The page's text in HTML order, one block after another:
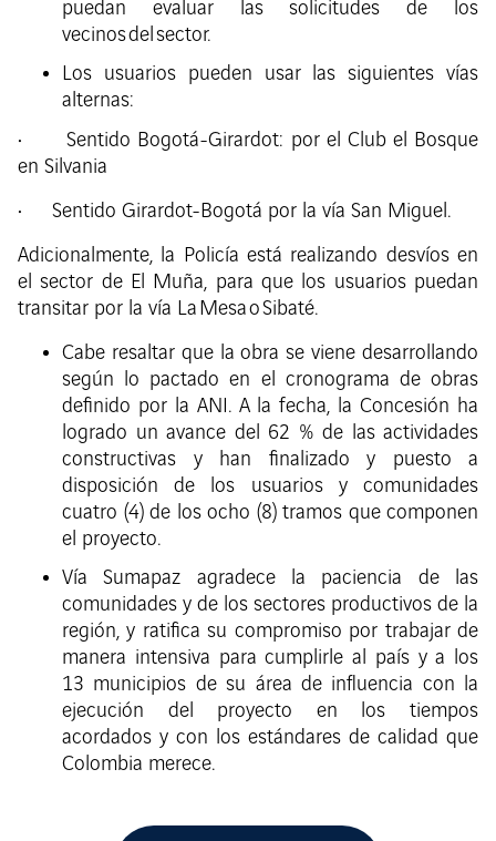
puedan evaluar las solicitudes de los
vecinos del sector.
Los usuarios pueden usar las siguientes vías
alternas:
• Sentido Bogotá-Girardot: por el Club el Bosque
en Silvania
• Sentido Girardot-Bogotá por la vía San Miguel.
Adicionalmente, la Policía está realizando desvíos en
el sector de El Muña, para que los usuarios puedan
transitar por la vía La Mesa o Sibaté.
Cabe resaltar que la obra se viene desarrollando
según lo pactado en el cronograma de obras
definido por la ANI. A la fecha, la Concesión ha
logrado un avance del 62 % de las actividades
constructivas y han finalizado y puesto a
disposición de los usuarios y comunidades
cuatro (4) de los ocho (8) tramos que componen
el proyecto.
Vía Sumapaz agradece la paciencia de las
comunidades y de los sectores productivos de la
región, y ratifica su compromiso por trabajar de
manera intensiva para cumplirle al país y a los
13 municipios de su área de influencia con la
ejecución del proyecto en los tiempos
acordados y con los estándares de calidad que
Colombia merece.